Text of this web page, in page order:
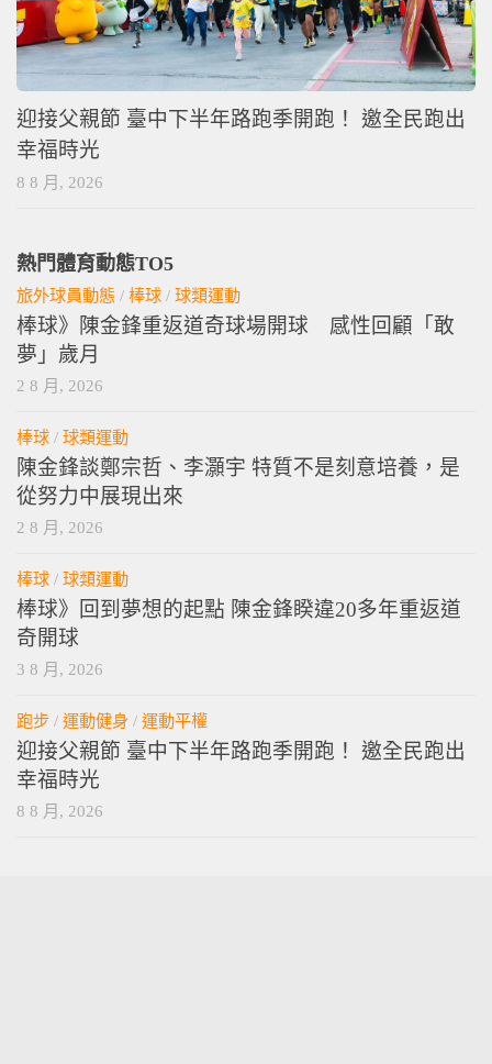
迎接父親節 臺中下半年路跑季開跑！ 邀全民跑出
幸福時光
8 8 月, 2026
熱門體育動態TO5
旅外球員動態 / 棒球 / 球類運動
棒球》陳金鋒重返道奇球場開球 感性回顧「敢
夢」歲月
2 8 月, 2026
棒球 / 球類運動
陳金鋒談鄭宗哲、李灝宇 特質不是刻意培養，是
從努力中展現出來
2 8 月, 2026
棒球 / 球類運動
棒球》回到夢想的起點 陳金鋒睽違20多年重返道
奇開球
3 8 月, 2026
跑步 / 運動健身 / 運動平權
迎接父親節 臺中下半年路跑季開跑！ 邀全民跑出
幸福時光
8 8 月, 2026